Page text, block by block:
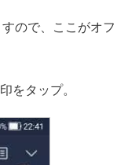
ので、ここがオフ
をタップ。